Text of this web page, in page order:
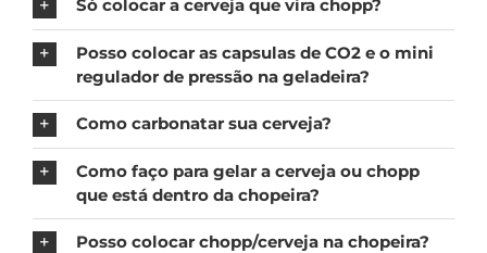
Só colocar a cerveja que vira chopp?
Posso colocar as capsulas de CO2 e o mini
regulador de pressão na geladeira?
Como carbonatar sua cerveja?
Como faço para gelar a cerveja ou chopp
que está dentro da chopeira?
Posso colocar chopp/cerveja na chopeira?